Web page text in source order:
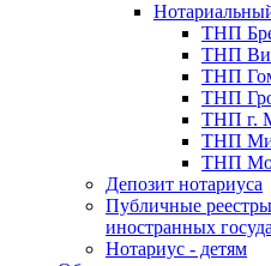
ТНП
ТНП
ТНП
ТНП
ТНП г.
ТНП
ТНП
Депозит нотариуса
Публичные
иностранных
Нотариус - детям